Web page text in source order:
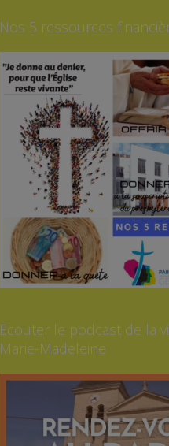
Nos 5 ressources
Ecouter le podcast de la
Marie-Madeleine